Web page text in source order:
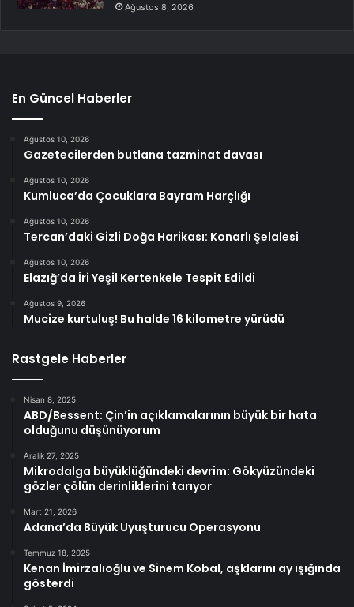
Ağustos 8, 2026
En Güncel Haberler
Ağustos 10, 2026
Gazetecilerden butlana tazminat davası
Ağustos 10, 2026
Kumluca’da Çocuklara Bayram Harçlığı
Ağustos 10, 2026
Tercan’daki Gizli Doğa Harikası: Konarlı Şelalesi
Ağustos 10, 2026
Elazığ’da İri Yeşil Kertenkele Tespit Edildi
Ağustos 9, 2026
Mucize kurtuluş! Bu halde 16 kilometre yürüdü
Rastgele Haberler
Nisan 8, 2025
ABD/Bessent: Çin’in açıklamalarının büyük bir hata
olduğunu düşünüyorum
Aralık 27, 2025
Mikrodalga büyüklüğündeki devrim: Gökyüzündeki
gözler çölün derinliklerini tarıyor
Mart 21, 2026
Adana’da Büyük Uyuşturucu Operasyonu
Temmuz 18, 2025
Kenan İmirzalıoğlu ve Sinem Kobal, aşklarını ay ışığında
gösterdi